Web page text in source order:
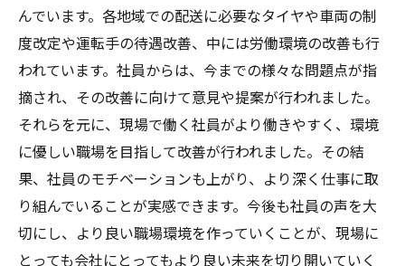
んでいます。各地域での配送に必要なタイヤや車両の制
度改定や運転手の待遇改善、中には労働環境の改善も行
われています。社員からは、今までの様々な問題点が指
摘され、その改善に向けて意見や提案が行われました。
それらを元に、現場で働く社員がより働きやすく、環境
に優しい職場を目指して改善が行われました。その結
果、社員のモチベーションも上がり、より深く仕事に取
り組んでいることが実感できます。今後も社員の声を大
切にし、より良い職場環境を作っていくことが、現場に
とっても会社にとってもより良い未来を切り開いていく